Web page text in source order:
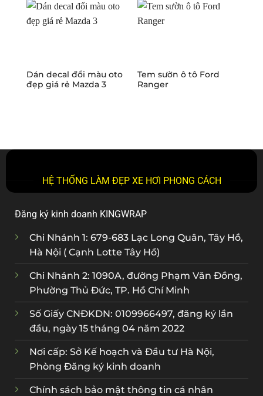
Dán decal đổi màu oto
đẹp giá rẻ Mazda 3
Tem sườn ô tô Ford
Ranger
HỆ THỐNG LÀM ĐẸP XE HƠI PHONG CÁCH
Đăng ký kinh doanh KINGWRAP
Chi Nhánh 1: 679-683 Lạc Long Quân, Tây Hồ,
Hà Nội ( Cạnh Lotte Tây Hồ)
Chi Nhánh 2: 1090A, đường Phạm Văn Đồng,
Phường Thủ Đức, TP. Hồ Chí Minh
Số Giấy CNĐKDN: 0109966497, đăng ký lần
đầu, ngày 15 tháng 04 năm 2022
Nơi cấp: Sở Kế hoạch và Đầu tư Hà Nội,
Phòng Đăng ký kinh doanh
Chính sách bảo mật thông tin cá nhân